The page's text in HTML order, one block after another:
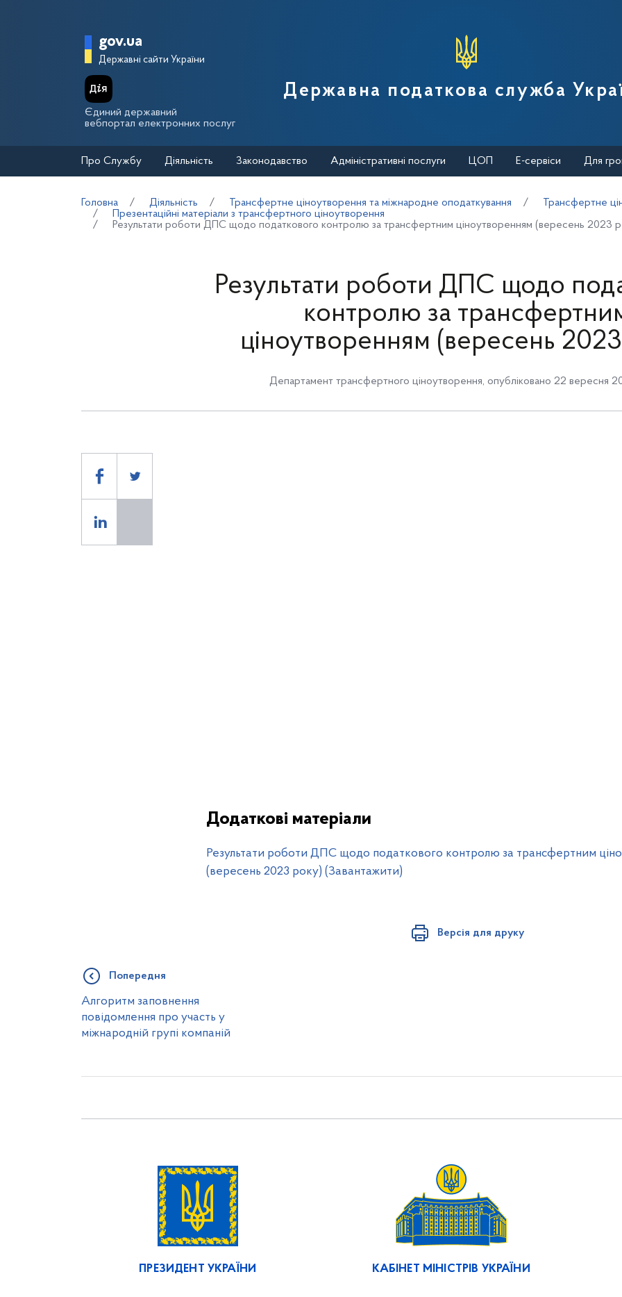
Головна сторінка Державної податкової служби України
gov.ua
Державні сайти України
Єдиний державний
вебпортал електронних послуг
Державна податкова служба
Про Службу Діяльність Законодавство Адміністративні послуги ЦОП Е-сервіси Для
Головна Діяльність Трансфертне ціноутворення та міжнародне оподаткування
Трансфертне
Презентаційні матеріали з трансфертного ціноутворення
Результати роботи ДПС щодо податкового контролю за трансфертним ціноутворенням (вересень 2023
Результати роботи ДПС щодо
контролю за
ціноутворенням (вересень
Департамент трансфертного ціноутворення, опубліковано 22 вересня
Додаткові матеріали
Результати роботи ДПС щодо податкового контролю за трансфертним
(вересень 2023 року) (Завантажити)
Версія для друку
Попередня
Алгоритм заповнення
повідомлення про участь у
міжнародній групі компаній
ПРЕЗИДЕНТ УКРАЇНИ КАБІНЕТ МІНІСТРІВ УКРАЇНИ